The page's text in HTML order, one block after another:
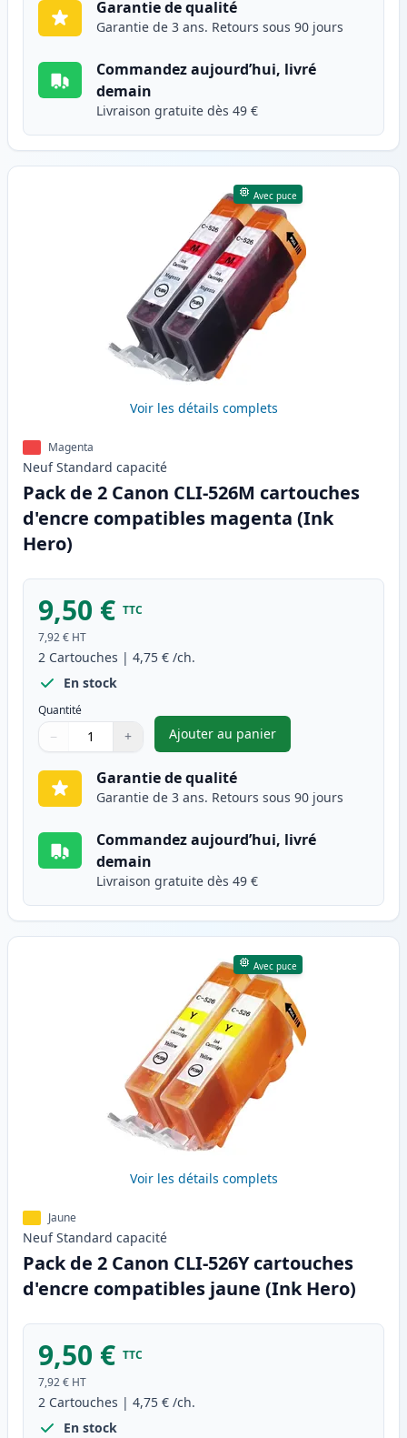
Garantie de qualité
Garantie de 3 ans. Retours sous 90 jours
Commandez aujourd’hui, livré
demain
Livraison gratuite dès 49 €
Avec puce
Voir les détails complets
Magenta
Neuf Standard capacité
Pack de 2 Canon CLI-526M cartouches
d'encre compatibles magenta (Ink
Hero)
9,50 € TTC
7,92 € HT
2 Cartouches | 4,75 € /ch.
En stock
Quantité
Quantité
Utilisez les boutons pour ajuster
− +
Quantité
Ajouter au panier
,Pack de 2 Canon CLI-526M
Garantie de qualité
Garantie de 3 ans. Retours sous 90 jours
Commandez aujourd’hui, livré
demain
Livraison gratuite dès 49 €
Avec puce
Voir les détails complets
Jaune
Neuf Standard capacité
Pack de 2 Canon CLI-526Y cartouches
d'encre compatibles jaune (Ink Hero)
9,50 € TTC
7,92 € HT
2 Cartouches | 4,75 € /ch.
En stock